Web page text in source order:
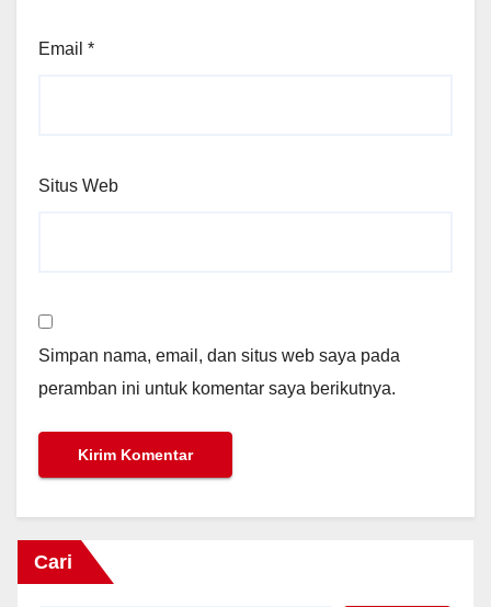
Email *
Situs Web
Simpan nama, email, dan situs web saya pada
peramban ini untuk komentar saya berikutnya.
Cari